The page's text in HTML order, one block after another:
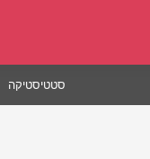
סטטיסטיקה